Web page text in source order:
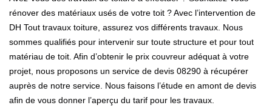
rénover des matériaux usés de votre toit ? Avec l’intervention de
DH Tout travaux toiture, assurez vos différents travaux. Nous
sommes qualifiés pour intervenir sur toute structure et pour tout
matériau de toit. Afin d’obtenir le prix couvreur adéquat à votre
projet, nous proposons un service de devis 08290 à récupérer
auprès de notre service. Nous faisons l’étude en amont de devis
afin de vous donner l’aperçu du tarif pour les travaux.